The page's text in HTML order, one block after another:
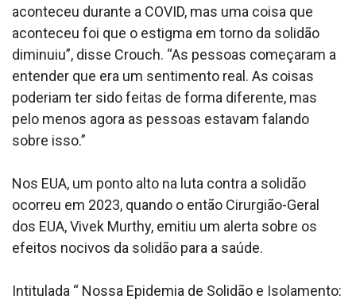
aconteceu durante a COVID, mas uma coisa que
aconteceu foi que o estigma em torno da solidão
diminuiu”, disse Crouch. “As pessoas começaram a
entender que era um sentimento real. As coisas
poderiam ter sido feitas de forma diferente, mas
pelo menos agora as pessoas estavam falando
sobre isso.”
Nos EUA, um ponto alto na luta contra a solidão
ocorreu em 2023, quando o então Cirurgião-Geral
dos EUA, Vivek Murthy, emitiu um alerta sobre os
efeitos nocivos da solidão para a saúde.
Intitulada “ Nossa Epidemia de Solidão e Isolamento: